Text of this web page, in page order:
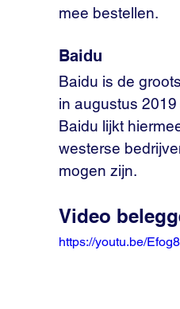
mee bestellen.
Baidu
Baidu is de
in augustus
Baidu lijkt
westerse
mogen zijn.
Video
https://youtu.be/